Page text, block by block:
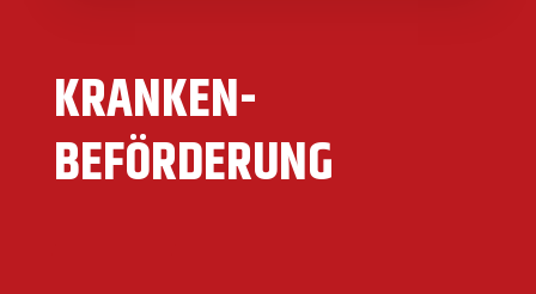
KRANKEN­
BEFÖRDERUNG